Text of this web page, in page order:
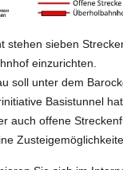
stehen sieben
einzurichten.
soll unter dem
Basistunnel
auch offene